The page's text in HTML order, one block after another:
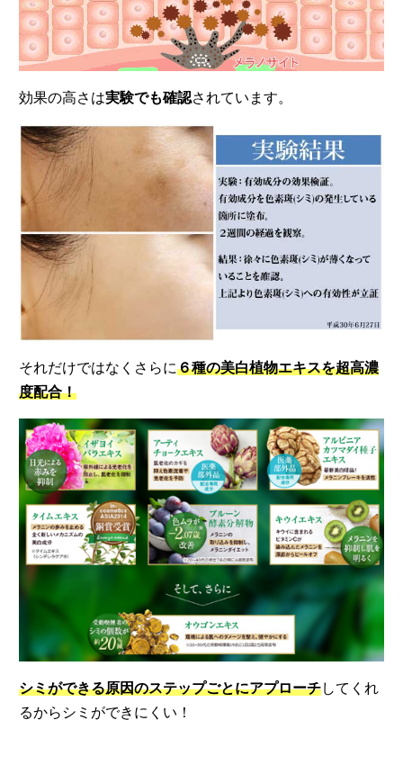
効果の高さは実験でも確認されています。
それだけではなくさらに６種の美白植物エキスを超高濃
度配合！
シミができる原因のステップごとにアプローチしてくれ
るからシミができにくい！